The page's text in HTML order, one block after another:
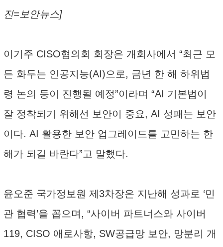
진=보안뉴스]
이기주 CISO협의회 회장은 개회사에서 “최근 모
든 화두는 인공지능(AI)으로, 금년 한 해 하위법
령 논의 등이 진행될 예정”이라며 “AI 기본법이
잘 정착되기 위해선 보안이 중요, AI 성패는 보안
이다. AI 활용한 보안 업그레이드를 고민하는 한
해가 되길 바란다”고 말했다.
윤오준 국가정보원 제3차장은 지난해 성과로 ‘민
관 협력’을 꼽으며, “사이버 파트너스와 사이버
119, CISO 애로사항, SW공급망 보안, 망분리 개